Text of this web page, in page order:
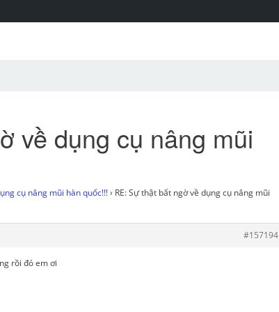
về dụng cụ nâng mũi
cụ nâng mũi hàn quốc!!! › RE: Sự thật bất ngờ về dụng cụ nâng mũi
#157194
rồi đó em ơi